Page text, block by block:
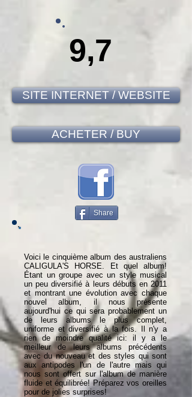
9,7
SITE INTERNET / WEBSITE
ACHETER / BUY
Share
Voici le cinquième album des australiens
CALIGULA'S HORSE. Et quel album!
Étant un groupe avec un style musical
un peu diversifié à leurs débuts en 2011
et montrant une évolution avec chaque
nouvel album, il nous présente
aujourd'hui ce qui sera probablement un
de leurs albums le plus complet,
uniforme et diversifié à la fois. Il n'y a
rien de moindre qualité ici: il y a le
meilleur de leurs albums précédents
avec du nouveau et des styles qui sont
aux antipodes l'un de l'autre mais qui
nous sont offert sur l'album de manière
fluide et équilibrée! Préparez vos oreilles
pour de jolies surprises!